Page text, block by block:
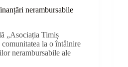
nerambursabile
„Asociația Timiș
la o întâlnire
nerambursabile ale